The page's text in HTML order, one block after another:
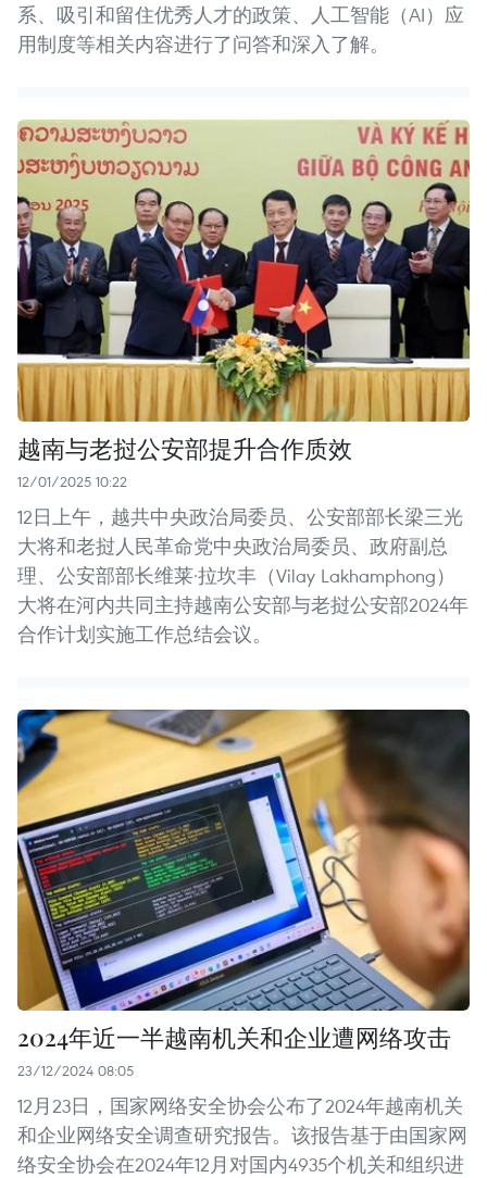
系、吸引和留住优秀人才的政策、人工智能（AI）应
用制度等相关内容进行了问答和深入了解。
越南与老挝公安部提升合作质效
12/01/2025 10:22
12日上午，越共中央政治局委员、公安部部长梁三光
大将和老挝人民革命党中央政治局委员、政府副总
理、公安部部长维莱·拉坎丰（Vilay Lakhamphong）
大将在河内共同主持越南公安部与老挝公安部2024年
合作计划实施工作总结会议。
2024年近一半越南机关和企业遭网络攻击
23/12/2024 08:05
12月23日，国家网络安全协会公布了2024年越南机关
和企业网络安全调查研究报告。该报告基于由国家网
络安全协会在2024年12月对国内4935个机关和组织进